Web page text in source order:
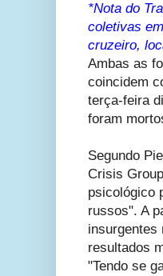
*Nota do
coletivas
cruzeiro,
Ambas as
coincidem
terça-feira
foram
Segundo
Crisis
psicológico
russos". A
insurgentes
resultados
"Tendo se